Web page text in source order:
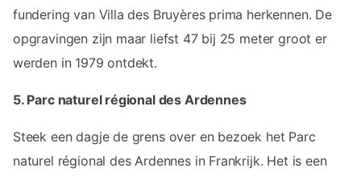
fundering van Villa des Bruyères prima herkennen. De
opgravingen zijn maar liefst 47 bij 25 meter groot er
werden in 1979 ontdekt.
5. Parc naturel régional des Ardennes
Steek een dagje de grens over en bezoek het Parc
naturel régional des Ardennes in Frankrijk. Het is een